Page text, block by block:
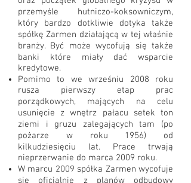
przemyśle hutniczo-koksowniczym,
który bardzo dotkliwie dotyka także
spółkę Zarmen działającą w tej właśnie
branży. Być może wycofują się także
banki które miały dać wsparcie
kredytowe.
Pomimo to we wrześniu 2008 roku
rusza pierwszy etap prac
porządkowych, mających na celu
usunięcie z wnętrz pałacu setek ton
ziemi i gruzu zalegających tam (po
pożarze w roku 1956) od
kilkudziesięciu lat. Prace trwają
nieprzerwanie do marca 2009 roku.
W marcu 2009 spółka Zarmen wycofuje
się oficjalnie z planów odbudowy